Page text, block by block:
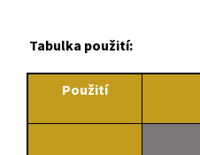
Tabulka použití:
Použití